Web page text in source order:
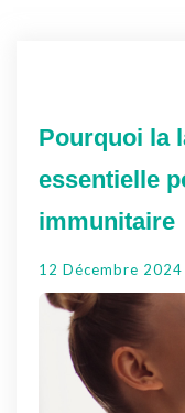
Pourquoi la
essentielle
immunitaire
12 Décembre 2024